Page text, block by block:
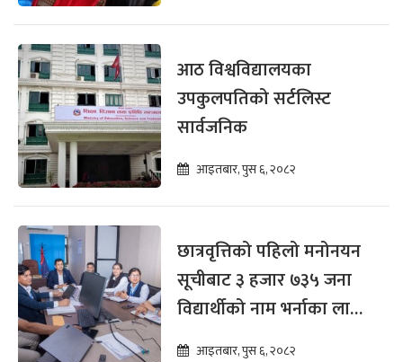
आठ विश्वविद्यालयका
उपकुलपतिको सर्टलिस्ट
सार्वजनिक
आइतबार, पुस ६, २०८२
छात्रवृत्तिको पहिलो मनोनयन
सूचीबाट ३ हजार ७३५ जना
विद्यार्थीको नाम भर्नाका लागि
सिफारिस
आइतबार, पुस ६, २०८२